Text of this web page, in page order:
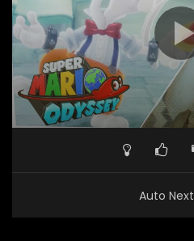
Auto Next